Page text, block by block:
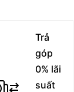
Trả
góp
0% lãi
suất